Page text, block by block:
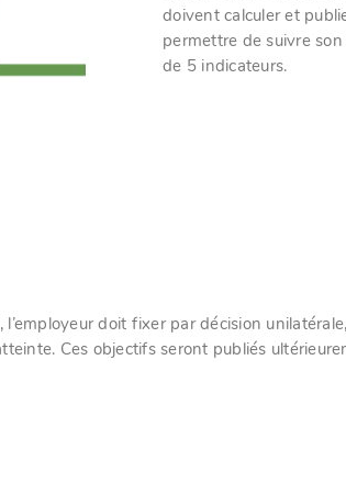
doivent calculer et
permettre de suivre
de 5 indicateurs.
doit fixer par décision
Ces objectifs seront publiés